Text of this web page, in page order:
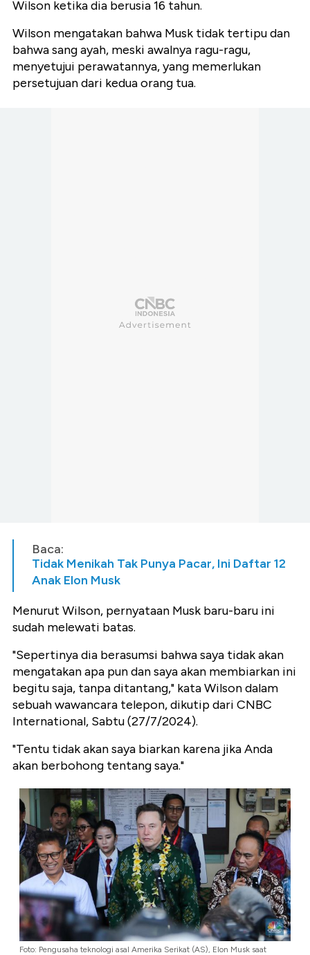
Wilson ketika dia berusia 16 tahun.
Wilson mengatakan bahwa Musk tidak tertipu dan
bahwa sang ayah, meski awalnya ragu-ragu,
menyetujui perawatannya, yang memerlukan
persetujuan dari kedua orang tua.
Baca:
Tidak Menikah Tak Punya Pacar, Ini Daftar 12
Anak Elon Musk
Menurut Wilson, pernyataan Musk baru-baru ini
sudah melewati batas.
"Sepertinya dia berasumsi bahwa saya tidak akan
mengatakan apa pun dan saya akan membiarkan ini
begitu saja, tanpa ditantang," kata Wilson dalam
sebuah wawancara telepon, dikutip dari CNBC
International, Sabtu (27/7/2024).
"Tentu tidak akan saya biarkan karena jika Anda
akan berbohong tentang saya."
Foto: Pengusaha teknologi asal Amerika Serikat (AS), Elon Musk saat